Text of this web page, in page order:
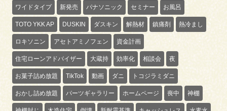
ワイドタイプ 新発売 パナソニック セミナー お風呂
TOTO YKK AP DUSKIN ダスキン 解熱材 鎮痛剤 熱冷まし
ロキソニン アセトアミノフェン 資金計画
住宅ローンアドバイザー 大蔵持 効率化 相談会 夜
お菓子詰め放題 TikTok 動画 ダニ トコジラミダニ
おかし詰め放題 パーツギャラリー ホームページ 喪中 神棚